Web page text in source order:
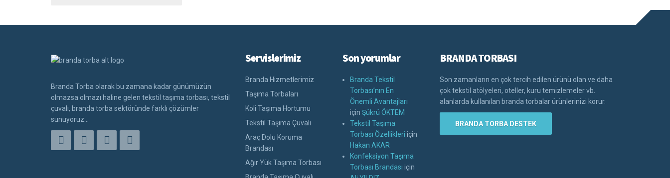
Branda Torba olarak bu zamana kadar günümüzün
olmazsa olmazı haline gelen tekstil taşıma torbası, tekstil
çuvalı, branda torba sektöründe farklı çözümler
sunuyoruz...
Servislerimiz
Branda Hizmetlerimiz
Taşıma Torbaları
Koli Taşıma Hortumu
Tekstil Taşıma Çuvalı
Araç Dolu Koruma
Brandası
Ağır Yük Taşıma Torbası
Son yorumlar
Branda Tekstil
Torbası’nın En
Önemli Avantajları
için Şükrü ÖKTEM
Tekstil Taşıma
Torbası Özellikleri için
Hakan AKAR
Konfeksiyon Taşıma
Torbası Brandası için
BRANDA TORBASI
Son zamanların en çok tercih edilen ürünü olan ve daha
çok tekstil atölyeleri, oteller, kuru temizlemeler vb.
alanlarda kullanılan branda torbalar ürünlerinizi korur.
BRANDA TORBA DESTEK